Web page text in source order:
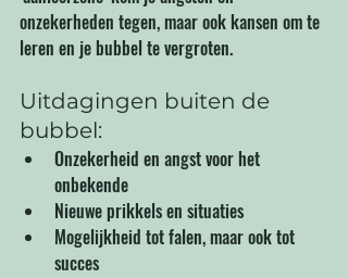
onzekerheden tegen, maar ook kansen om te
leren en je bubbel te vergroten.
Uitdagingen buiten de
bubbel:
Onzekerheid en angst voor het
onbekende
Nieuwe prikkels en situaties
Mogelijkheid tot falen, maar ook tot
succes